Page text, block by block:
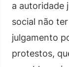
a autoridade
social não
julgamento
protestos,